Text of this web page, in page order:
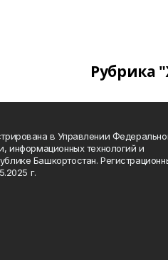
Рубрика
в Управлении
информационных технологий и
Башкортостан.
г.